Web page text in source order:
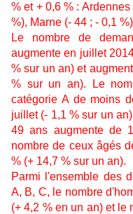
% et + 0,6 % :
%), Marne (- 44 ; - 0,1
Le nombre de
augmente en juillet
% sur un an) et
% sur un an). Le
catégorie A de moins
juillet (- 1,1 % sur un
49 ans augmente de
nombre de ceux âgés
% (+ 14,7 % sur un an).
Parmi l'ensemble des
A, B, C, le nombre
(+ 4,2 % en un an) et le